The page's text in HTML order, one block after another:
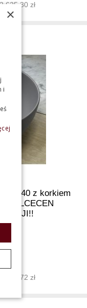
625,30 zł
ø 40 z korkiem
230,72 zł
×
i